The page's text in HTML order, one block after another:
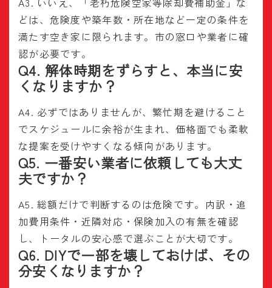
どは、危険度や築年数・所在地など一定の条件を
満たす空き家に限られます。市の窓口や業者に確
認が必要です。
Q4. 解体時期をずらすと、本当に安
くなりますか？
A4. 必ずではありませんが、繁忙期を避けること
でスケジュールに余裕が生まれ、価格面でも柔軟
な提案を受けやすくなる傾向があります。
Q5. 一番安い業者に依頼しても大丈
夫ですか？
A5. 総額だけで判断するのは危険です。内訳・追
加費用条件・近隣対応・保険加入の有無を確認
し、トータルの安心感で選ぶことが大切です。
Q6. DIYで一部を壊しておけば、その
分安くなりますか？